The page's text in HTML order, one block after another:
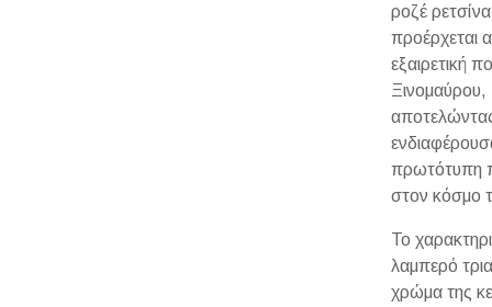
ροζέ
προέρχεται
εξαιρετική
Ξινομαύρου,
πρωτότυπη
στον κόσμο
Το
λαμπερό
χρώμα της